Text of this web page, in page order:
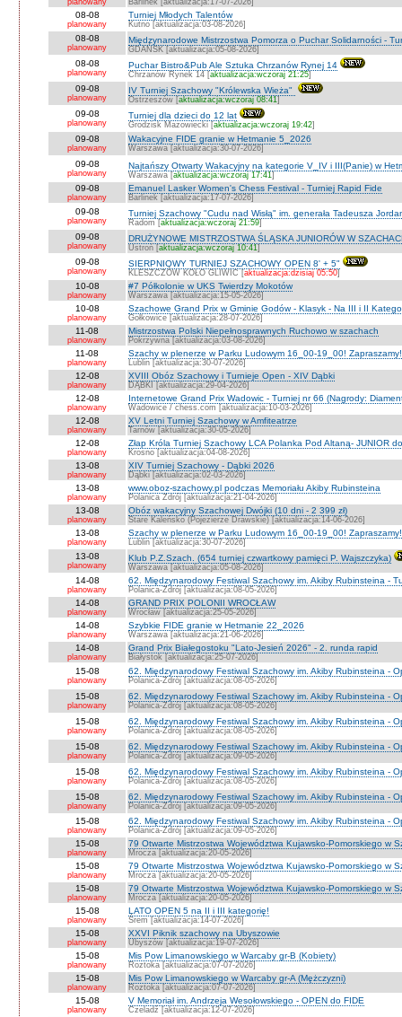
planowany Barlinek [aktualizacja:17-07-2026]
08-08
planowany
Turniej Młodych Talentów
Kutno [aktualizacja:03-08-2026]
08-08
planowany
Międzynarodowe Mistrzostwa Pomorza o Puchar Solidarności -
GDAŃSK [aktualizacja:05-08-2026]
08-08
planowany
Puchar Bistro&Pub Ale Sztuka Chrzanów Rynej 14
Chrzanów Rynek 14 [aktualizacja:wczoraj 21:25]
09-08
planowany
IV Turniej Szachowy "Królewska Wieża"
Ostrzeszów [aktualizacja:wczoraj 08:41]
09-08
planowany
Turniej dla dzieci do 12 lat
Grodzisk Mazowiecki [aktualizacja:wczoraj 19:42]
09-08
planowany
Wakacyjne FIDE granie w Hetmanie 5_2026
Warszawa [aktualizacja:30-07-2026]
09-08
planowany
Najtańszy Otwarty Wakacyjny na kategorie V_IV i III(Panie) w
Warszawa [aktualizacja:wczoraj 17:41]
09-08
planowany
Emanuel Lasker Women's Chess Festival - Turniej Rapid Fide
Barlinek [aktualizacja:17-07-2026]
09-08
planowany
Turniej Szachowy "Cudu nad Wisłą" im. generała Tadeusza
Radom [aktualizacja:wczoraj 21:59]
09-08
planowany
DRUŻYNOWE MISTRZOSTWA ŚLĄSKA JUNIORÓW W
Ustroń [aktualizacja:wczoraj 10:41]
09-08
planowany
SIERPNIOWY TURNIEJ SZACHOWY OPEN 8' + 5"
KLESZCZÓW KOŁO GLIWIC [aktualizacja:dzisiaj 05:50]
10-08
planowany
#7 Półkolonie w UKS Twierdzy Mokotów
Warszawa [aktualizacja:15-05-2026]
10-08
planowany
Szachowe Grand Prix w Gminie Godów - Klasyk - Na III i II
Gołkowice [aktualizacja:28-07-2026]
11-08
planowany
Mistrzostwa Polski Niepełnosprawnych Ruchowo w szachach
Pokrzywna [aktualizacja:03-08-2026]
11-08
planowany
Szachy w plenerze w Parku Ludowym 16_00-19_00! Zapraszamy!
Lublin [aktualizacja:30-07-2026]
12-08
planowany
XVIII Obóz Szachowy i Turnieje Open - XIV Dąbki
DĄBKI [aktualizacja:29-04-2026]
12-08
planowany
Internetowe Grand Prix Wadowic - Turniej nr 66 (Nagrody:
Wadowice / chess.com [aktualizacja:10-03-2026]
12-08
planowany
XV Letni Turniej Szachowy w Amfiteatrze
Tarnów [aktualizacja:30-05-2026]
12-08
planowany
Złap Króla Turniej Szachowy LCA Polanka Pod Altaną- JUNIOR
Krosno [aktualizacja:04-08-2026]
13-08
planowany
XIV Turniej Szachowy - Dąbki 2026
Dąbki [aktualizacja:02-03-2026]
13-08
planowany
www.oboz-szachowy.pl podczas Memoriału Akiby Rubinsteina
Polanica Zdrój [aktualizacja:21-04-2026]
13-08
planowany
Obóz wakacyjny Szachowej Dwójki (10 dni - 2 399 zł)
Stare Kaleńsko (Pojezierze Drawskie) [aktualizacja:14-06-2026]
13-08
planowany
Szachy w plenerze w Parku Ludowym 16_00-19_00! Zapraszamy!
Lublin [aktualizacja:30-07-2026]
13-08
planowany
Klub P.Z.Szach. (654 turniej czwartkowy pamięci P. Wajszczyka)
Warszawa [aktualizacja:05-08-2026]
14-08
planowany
62. Międzynarodowy Festiwal Szachowy im. Akiby Rubinsteina -
Polanica-Zdrój [aktualizacja:08-05-2026]
14-08
planowany
GRAND PRIX POLONII WROCŁAW
Wrocław [aktualizacja:25-05-2026]
14-08
planowany
Szybkie FIDE granie w Hetmanie 22_2026
Warszawa [aktualizacja:21-06-2026]
14-08
planowany
Grand Prix Białegostoku "Lato-Jesień 2026" - 2. runda rapid
Białystok [aktualizacja:25-07-2026]
15-08
planowany
62. Międzynarodowy Festiwal Szachowy im. Akiby Rubinsteina -
Polanica-Zdrój [aktualizacja:08-05-2026]
15-08
planowany
62. Międzynarodowy Festiwal Szachowy im. Akiby Rubinsteina -
Polanica-Zdrój [aktualizacja:08-05-2026]
15-08
planowany
62. Międzynarodowy Festiwal Szachowy im. Akiby Rubinsteina -
Polanica-Zdrój [aktualizacja:08-05-2026]
15-08
planowany
62. Międzynarodowy Festiwal Szachowy im. Akiby Rubinsteina -
Polanica-Zdrój [aktualizacja:09-05-2026]
15-08
planowany
62. Międzynarodowy Festiwal Szachowy im. Akiby Rubinsteina -
Polanica-Zdrój [aktualizacja:08-05-2026]
15-08
planowany
62. Międzynarodowy Festiwal Szachowy im. Akiby Rubinsteina -
Polanica-Zdrój [aktualizacja:09-05-2026]
15-08
planowany
62. Międzynarodowy Festiwal Szachowy im. Akiby Rubinsteina -
Polanica-Zdrój [aktualizacja:09-05-2026]
15-08
planowany
79 Otwarte Mistrzostwa Województwa Kujawsko-Pomorskiego w
Mrocza [aktualizacja:20-05-2026]
15-08
planowany
79 Otwarte Mistrzostwa Województwa Kujawsko-Pomorskiego w
Mrocza [aktualizacja:20-05-2026]
15-08
planowany
79 Otwarte Mistrzostwa Województwa Kujawsko-Pomorskiego w
Mrocza [aktualizacja:20-05-2026]
15-08
planowany
LATO OPEN 5 na II i III kategorię!
Śrem [aktualizacja:14-07-2026]
15-08
planowany
XXVI Piknik szachowy na Ubyszowie
Ubyszów [aktualizacja:19-07-2026]
15-08
planowany
Mis Pow Limanowskiego w Warcaby gr-B (Kobiety)
Roztoka [aktualizacja:07-07-2026]
15-08
planowany
Mis Pow Limanowskiego w Warcaby gr-A (Mężczyzni)
Roztoka [aktualizacja:07-07-2026]
15-08
planowany
V Memoriał im. Andrzeja Wesołowskiego - OPEN do FIDE
Czeladź [aktualizacja:12-07-2026]